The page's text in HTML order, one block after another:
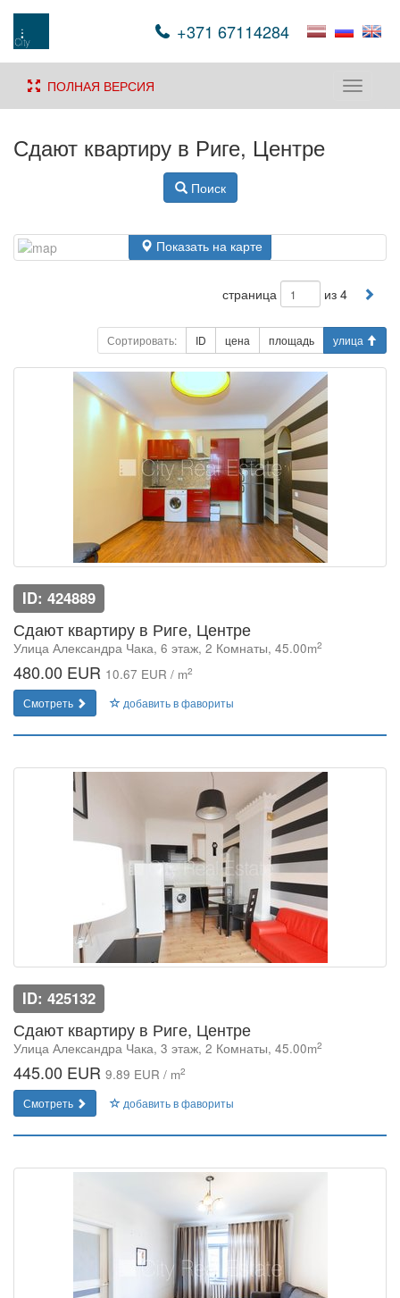
+371 67114284
Toggle
ПОЛНАЯ ВЕРСИЯ
Сдают квартиру в Риге, Центре
Поиск
Показать на карте
страница из 4
Сортировать: ID цена площадь улица
ID: 424889
Сдают квартиру в Риге, Центре
Улица Александра Чака, 6 этаж, 2 Комнаты, 45.00m2
480.00 EUR 10.67 EUR / m2
Смотреть добавить в фавориты
ID: 425132
Сдают квартиру в Риге, Центре
Улица Александра Чака, 3 этаж, 2 Комнаты, 45.00m2
445.00 EUR 9.89 EUR / m2
Смотреть добавить в фавориты